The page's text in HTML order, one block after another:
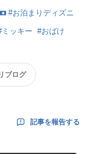
#お泊まりディズニ
ミッキー #おばけ
ブログ
記事を報告する